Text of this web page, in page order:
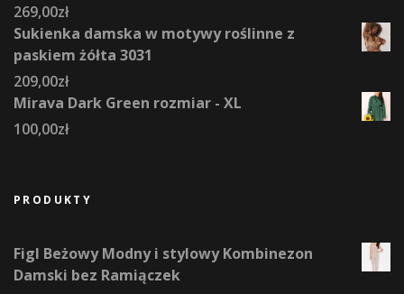
269,00zł
Sukienka damska w motywy roślinne z
paskiem żółta 3031
209,00zł
Mirava Dark Green rozmiar - XL
100,00zł
PRODUKTY
Figl Beżowy Modny i stylowy Kombinezon
Damski bez Ramiączek